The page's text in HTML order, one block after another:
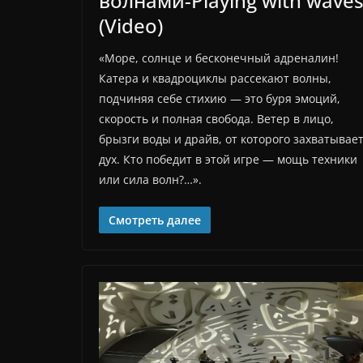
(Video)
«Море, солнце и бесконечный адреналин!
Катера и квадроциклы рассекают волны,
подчиняя себе стихию — это буря эмоций,
скорость и полная свобода. Ветер в лицо,
брызги воды и драйв, от которого захватывает
дух. Кто победит в этой игре — мощь техники
или сила волн?…».
Смотреть далее